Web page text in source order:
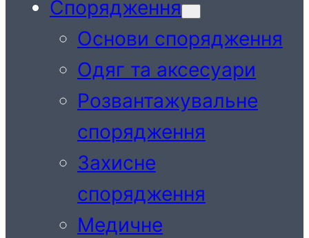
Спорядження
Основи спорядження
Одяг та аксесуари
Розвантажувальне
спорядження
Захисне
спорядження
Медичне